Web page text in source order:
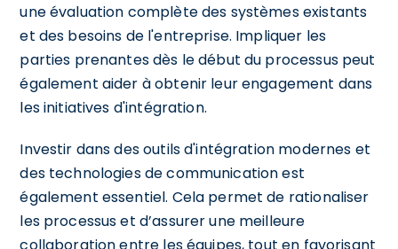
une évaluation complète des systèmes existants
et des besoins de l'entreprise. Impliquer les
parties prenantes dès le début du processus peut
également aider à obtenir leur engagement dans
les initiatives d'intégration.
Investir dans des outils d'intégration modernes et
des technologies de communication est
également essentiel. Cela permet de rationaliser
les processus et d’assurer une meilleure
collaboration entre les équipes, tout en favorisant